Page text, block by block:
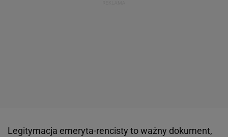
Legitymacja emeryta-rencisty to ważny dokument,